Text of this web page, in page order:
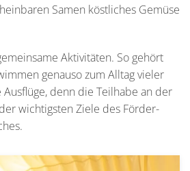
Samen köstliches Gemüse
Aktivitäten. So gehört
genauso zum Alltag vieler
denn die Teilhabe an der
wichtigsten Ziele des Förder-